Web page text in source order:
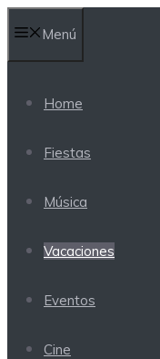
Menú
Home
Fiestas
Música
Vacaciones
Eventos
Cine